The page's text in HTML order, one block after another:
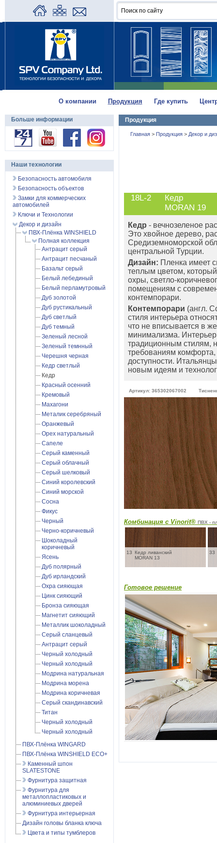
О компании Продукция Где купить
Продукция
Главная > Продукция > Декор и
18L-2
Кедр
MORAN 19
Кедр - вечнозеленое
Это хвойное дерево,
Средиземноморской
центральной Турции.
Дизайн: Пленка имеет
теплым цветом,
охры, светло-
помещениям с
контемпорари.
Контемпорари (англ.
стиля интерьера
что не вписывается в
минимализма.
традиционным стилям,
требованиям
доступности.
новым идеям и
Артикул: 365302067002
Комбинация с Vinorit® ПВХ -
13 Кедр ливанский
MORAN 13
33
Готовое решение
Больше информации
Наши технологии
Безопасность автомобиля
Безопасность объектов
Замки для коммерческих
автомобилей
Ключи и Технологии
Декор и дизайн
ПВХ-Плёнка WINSHIELD
Полная коллекция
Антрацит серый
Антрацит песчаный
Базальт серый
Белый лебединый
Белый перламутровый
Дуб золотой
Дуб рустикальный
Дуб светлый
Дуб темный
Зеленый лесной
Зеленый темнный
Черешня черная
Кедр светлый
Кедр
Красный осенний
Кремовый
Махагони
Металик серебряный
Оранжевый
Орех натуральный
Сапеле
Серый каменный
Серый облачный
Серый шелковый
Синий королевский
Синий морской
Сосна
Фикус
Черный
Черно-коричневый
Шоколадный
коричневый
Ясень
Дуб полярный
Дуб ирландский
Охра сияющая
Цинк сияющий
Бронза сияющая
Магнетит сияющий
Металлик шоколадный
Cерый сланцевый
Антрацит серый
Черный холодный
Черный холодный
Модрина натуральная
Модрина морена
Модрина коричневая
Серый скандинавский
Титан
Черный холодный
Черный холодный
ПВХ-Плёнка WINGARD
ПВХ-Плёнка WINSHIELD ECO+
Каменный шпон
SLATESTONE
Фурнитура защитная
Фурнитура для
металлопластиковых и
алюминиевых дверей
Фурнитура интерьерная
Дизайн головы бланка ключа
Цвета и типы тумблеров